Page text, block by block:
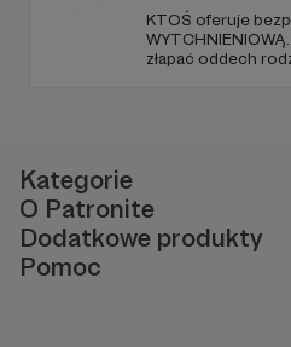
KTOŚ oferuje
złapać oddech
Kategorie
O Patronite
Dodatkowe produkty
Pomoc